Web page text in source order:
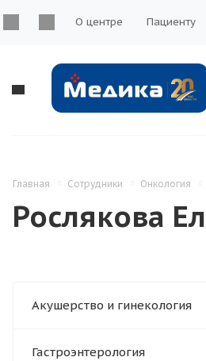
О центре Пациенту
Главная Сотрудники Онкология
Рослякова
Акушерство и гинекология
Гастроэнтерология